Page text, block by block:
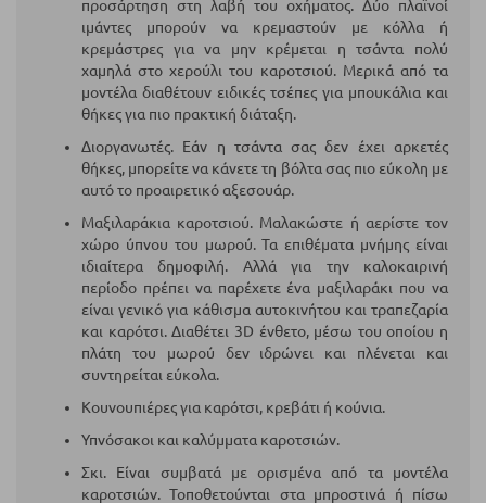
προσάρτηση στη λαβή του οχήματος. Δύο πλαϊνοί
ιμάντες μπορούν να κρεμαστούν με κόλλα ή
κρεμάστρες για να μην κρέμεται η τσάντα πολύ
χαμηλά στο χερούλι του καροτσιού. Μερικά από τα
μοντέλα διαθέτουν ειδικές τσέπες για μπουκάλια και
θήκες για πιο πρακτική διάταξη.
Διοργανωτές. Εάν η τσάντα σας δεν έχει αρκετές
θήκες, μπορείτε να κάνετε τη βόλτα σας πιο εύκολη με
αυτό το προαιρετικό αξεσουάρ.
Μαξιλαράκια καροτσιού. Μαλακώστε ή αερίστε τον
χώρο ύπνου του μωρού. Τα επιθέματα μνήμης είναι
ιδιαίτερα δημοφιλή. Αλλά για την καλοκαιρινή
περίοδο πρέπει να παρέχετε ένα μαξιλαράκι που να
είναι γενικό για κάθισμα αυτοκινήτου και τραπεζαρία
και καρότσι. Διαθέτει 3D ένθετο, μέσω του οποίου η
πλάτη του μωρού δεν ιδρώνει και πλένεται και
συντηρείται εύκολα.
Κουνουπιέρες για καρότσι, κρεβάτι ή κούνια.
Υπνόσακοι και καλύμματα καροτσιών.
Σκι. Είναι συμβατά με ορισμένα από τα μοντέλα
καροτσιών. Τοποθετούνται στα μπροστινά ή πίσω